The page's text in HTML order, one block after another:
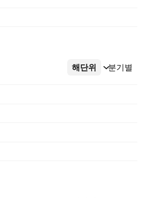
해단위 분기별
더보기